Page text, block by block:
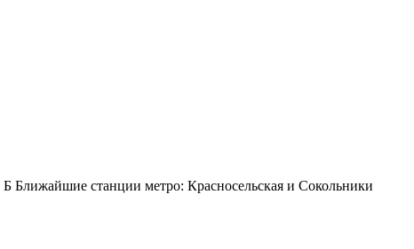
Б Ближайшие станции метро: Красносельская и Сокольники